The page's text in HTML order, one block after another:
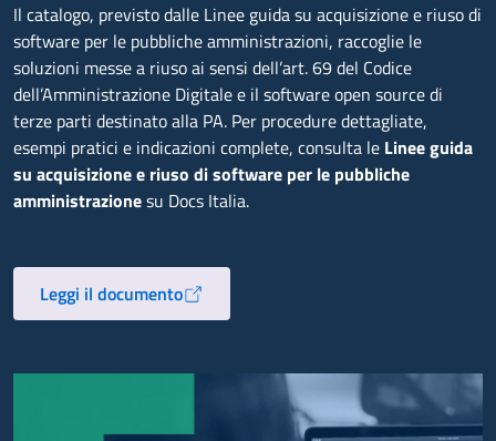
Il catalogo, previsto dalle Linee guida su acquisizione e riuso di
software per le pubbliche amministrazioni, raccoglie le
soluzioni messe a riuso ai sensi dell’art. 69 del Codice
dell’Amministrazione Digitale e il software open source di
terze parti destinato alla PA. Per procedure dettagliate,
esempi pratici e indicazioni complete, consulta le Linee guida
su acquisizione e riuso di software per le pubbliche
amministrazionesu Docs Italia.
Leggi il documentoApre in un nuovo tab